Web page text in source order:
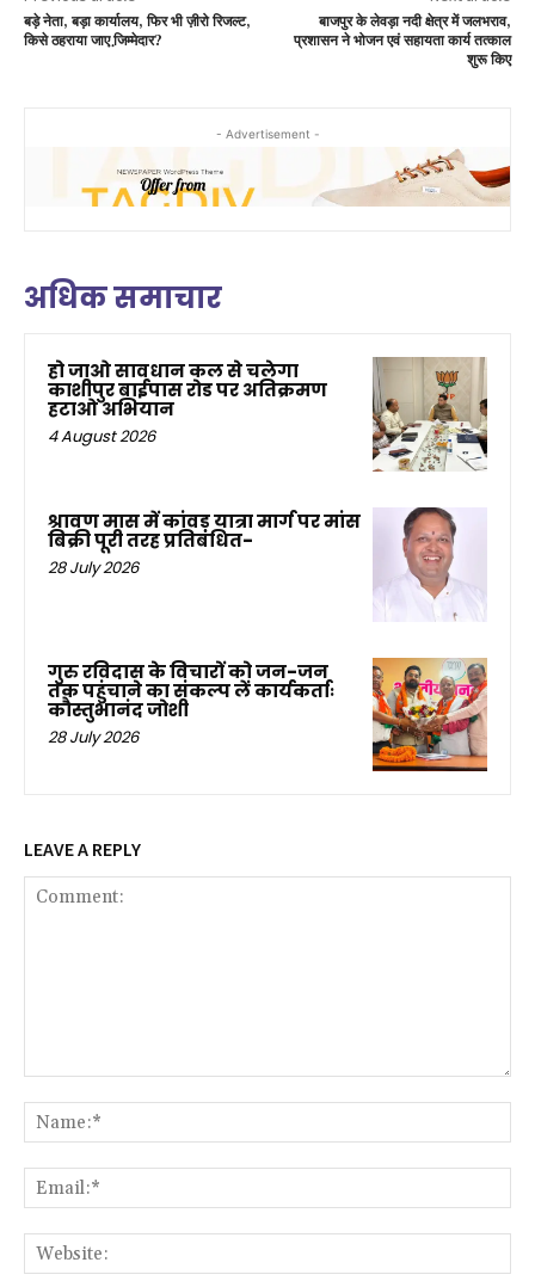
बड़े नेता, बड़ा कार्यालय, फिर भी ज़ीरो रिजल्ट,
किसे ठहराया जाए जि़म्मेदार?
बाजपुर के लेवड़ा नदी क्षेत्र में जलभराव,
प्रशासन ने भोजन एवं सहायता कार्य तत्काल
शुरू किए
- Advertisement -
अधिक समाचार
हो जाओ सावधान कल से चलेगा
काशीपुर बाईपास रोड पर अतिक्रमण
हटाओ अभियान
4 August 2026
श्रावण मास में कांवड़ यात्रा मार्ग पर मांस
बिक्री पूरी तरह प्रतिबंधित-
28 July 2026
गुरु रविदास के विचारों को जन-जन
तक पहुंचाने का संकल्प लें कार्यकर्ताः
कौस्तुभानंद जोशी
28 July 2026
LEAVE A REPLY